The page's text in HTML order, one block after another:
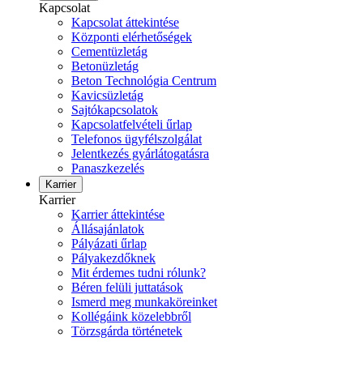
Kapcsolat
Kapcsolat áttekintése
Központi elérhetőségek
Cementüzletág
Betonüzletág
Beton Technológia Centrum
Kavicsüzletág
Sajtókapcsolatok
Kapcsolatfelvételi űrlap
Telefonos ügyfélszolgálat
Jelentkezés gyárlátogatásra
Panaszkezelés
Karrier
Karrier
Karrier áttekintése
Állásajánlatok
Pályázati űrlap
Pályakezdőknek
Mit érdemes tudni rólunk?
Béren felüli juttatások
Ismerd meg munkaköreinket
Kollégáink közelebbről
Törzsgárda történetek